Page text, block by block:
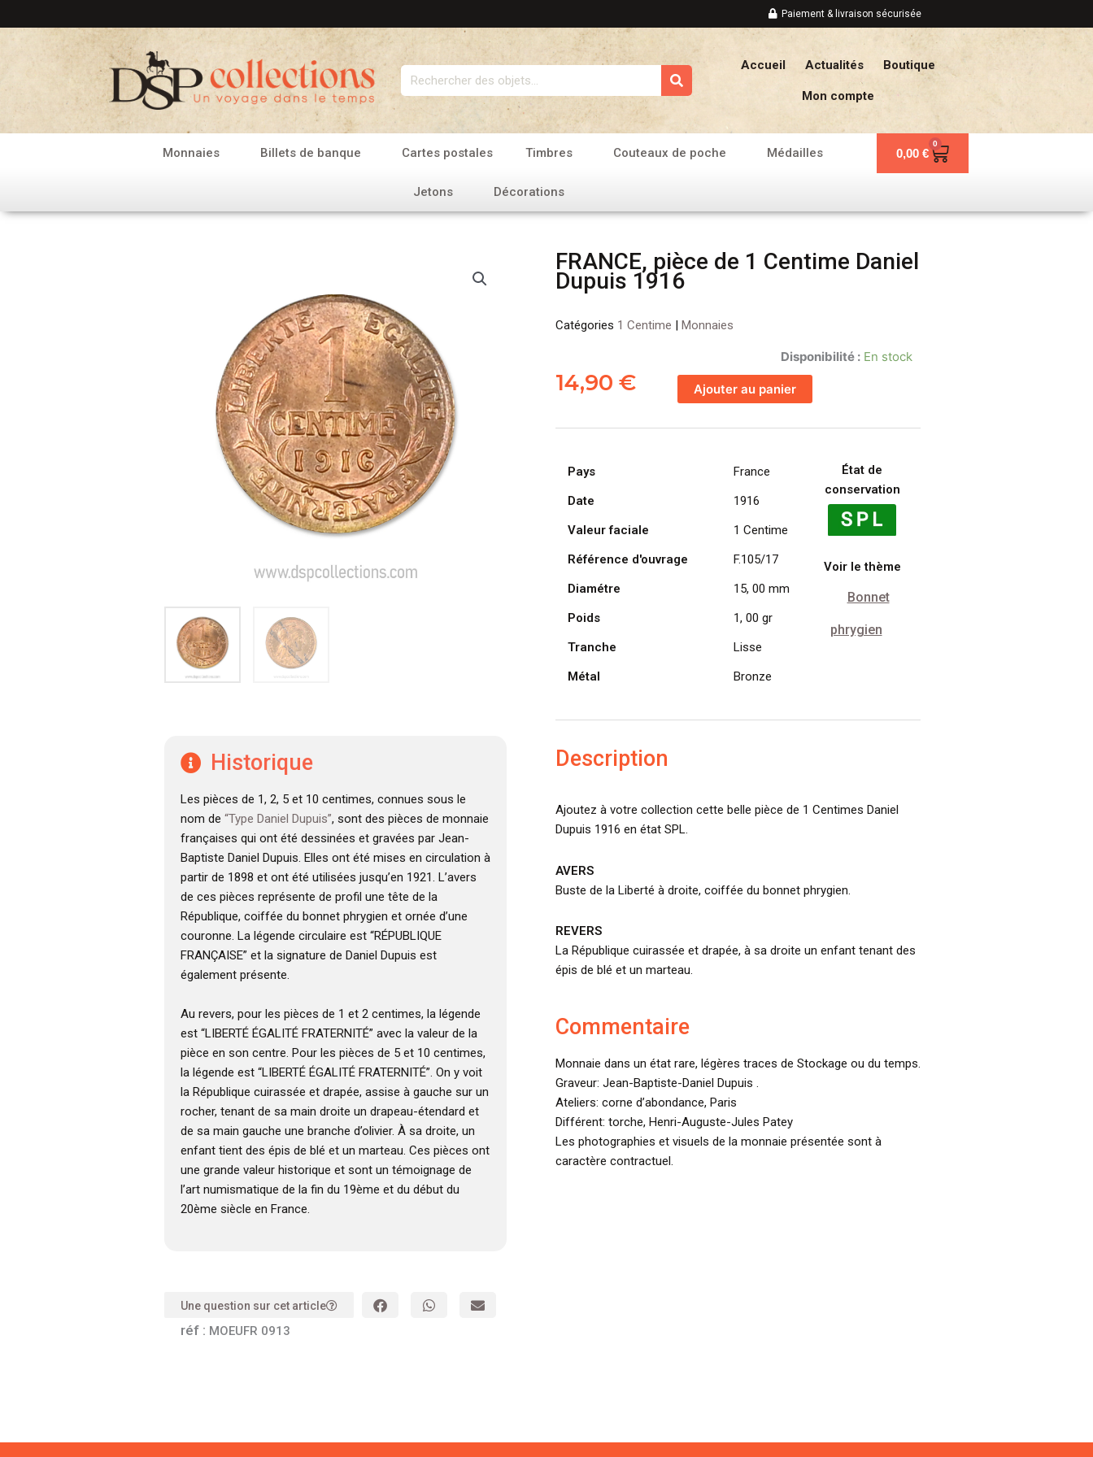
au
contenu
Paiement & livraison sécurisée
Rechercher
Accueil Actualités Boutique
Mon compte
Monnaies Billets de banque Cartes postales Timbres Couteaux de poche Médailles
Jetons Décorations
0,00 €
0
Panier
Historique
Les pièces de 1, 2, 5 et 10 centimes, connues sous le
nom de “Type Daniel Dupuis”, sont des pièces de monnaie
françaises qui ont été dessinées et gravées par Jean-
Baptiste Daniel Dupuis. Elles ont été mises en circulation à
partir de 1898 et ont été utilisées jusqu’en 1921. L’avers
de ces pièces représente de profil une tête de la
République, coiffée du bonnet phrygien et ornée d’une
couronne. La légende circulaire est “RÉPUBLIQUE
FRANÇAISE” et la signature de Daniel Dupuis est
également présente.
Au revers, pour les pièces de 1 et 2 centimes, la légende
est “LIBERTÉ ÉGALITÉ FRATERNITÉ” avec la valeur de la
pièce en son centre. Pour les pièces de 5 et 10 centimes,
la légende est “LIBERTÉ ÉGALITÉ FRATERNITÉ”. On y voit
la République cuirassée et drapée, assise à gauche sur un
rocher, tenant de sa main droite un drapeau-étendard et
de sa main gauche une branche d’olivier. À sa droite, un
enfant tient des épis de blé et un marteau. Ces pièces ont
une grande valeur historique et sont un témoignage de
l’art numismatique de la fin du 19ème et du début du
20ème siècle en France.
Une question sur cet article
réf : MOEUFR 0913
FRANCE, pièce de 1 Centime Daniel
Dupuis 1916
Catégories 1 Centime | Monnaies
14,90 €
Disponibilité : En stock
de
FRANCE,
de
Ajouter au panier
Pays
France
Date
1916
Valeur faciale
1 Centime
Référence d'ouvrage
F.105/17
Diamétre
15, 00 mm
Poids
1, 00 gr
Tranche
Lisse
Métal
Bronze
État de
conservation
Voir le thème
Bonnet
phrygien
Description
Ajoutez à votre collection cette belle pièce de 1 Centimes Daniel
Dupuis 1916 en état SPL.
AVERS
Buste de la Liberté à droite, coiffée du bonnet phrygien.
REVERS
La République cuirassée et drapée, à sa droite un enfant tenant des
épis de blé et un marteau.
Commentaire
Monnaie dans un état rare, légères traces de Stockage ou du temps.
Graveur: Jean-Baptiste-Daniel Dupuis .
Ateliers: corne d’abondance, Paris
Différent: torche, Henri-Auguste-Jules Patey
Les photographies et visuels de la monnaie présentée sont à
caractère contractuel.